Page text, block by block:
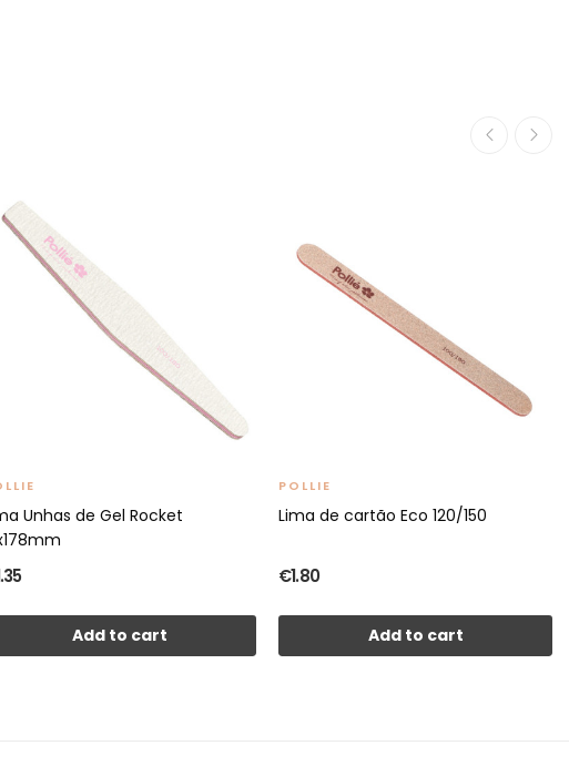
Unhas de Gel Rocket
Add to cart
POLLIE
Lima de cartão Eco 120/150
€1.80
Add to cart